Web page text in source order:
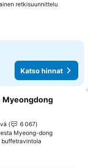
retkisuunnittelu
Katso hinnat
Myeongdong
6 067
Myeong-dong
buffetravintola